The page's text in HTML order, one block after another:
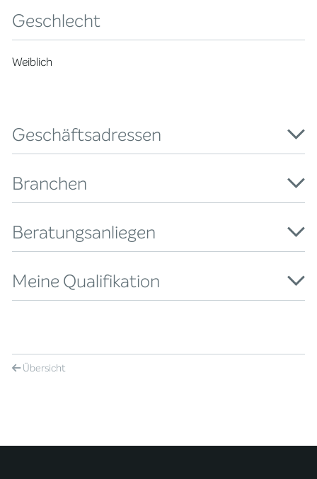
Geschlecht
Weiblich
Geschäftsadressen
Branchen
Beratungsanliegen
Meine Qualifikation
Übersicht